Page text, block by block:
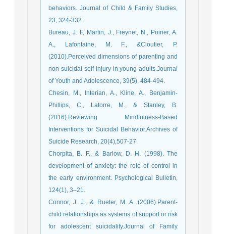
behaviors. Journal of Child & Family Studies,
23, 324-332.
Bureau, J. F, Martin, J., Freynet, N., Poirier, A.
A., Lafontaine, M. F., &Cloutier, P.
(2010).Perceived dimensions of parenting and
non-suicidal self-injury in young adults.Journal
of Youth and Adolescence, 39(5), 484-494.
Chesin, M., Interian, A., Kline, A., Benjamin-
Phillips, C., Latorre, M., & Stanley, B.
(2016).Reviewing Mindfulness-Based
Interventions for Suicidal Behavior.Archives of
Suicide Research, 20(4),507-27.
Chorpita, B. F., & Barlow, D. H. (1998). The
development of anxiety: the role of control in
the early environment. Psychological Bulletin,
124(1), 3–21.
Connor, J. J., & Rueter, M. A. (2006).Parent-
child relationships as systems of support or risk
for adolescent suicidality.Journal of Family